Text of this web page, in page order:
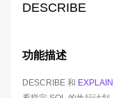
DESCRIBE
功能描述
DESCRIBE 和 EXPLAIN